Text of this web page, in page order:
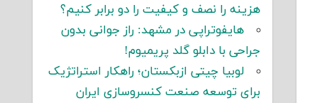
هزینه را نصف و کیفیت را دو برابر کنیم؟
هایفوتراپی در مشهد: راز جوانی بدون
جراحی با دابلو گلد پریمیوم!
لوبیا چیتی ازبکستان؛ راهکار استراتژیک
برای توسعه صنعت کنسروسازی ایران